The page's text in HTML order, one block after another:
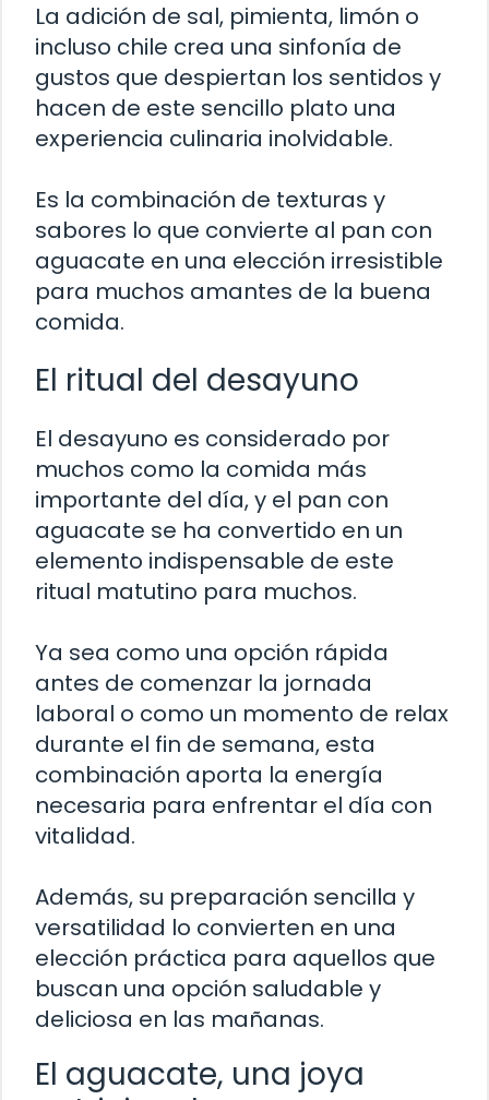
La adición de sal, pimienta, limón o
incluso chile crea una sinfonía de
gustos que despiertan los sentidos y
hacen de este sencillo plato una
experiencia culinaria inolvidable.
Es la combinación de texturas y
sabores lo que convierte al pan con
aguacate en una elección irresistible
para muchos amantes de la buena
comida.
El ritual del desayuno
El desayuno es considerado por
muchos como la comida más
importante del día, y el pan con
aguacate se ha convertido en un
elemento indispensable de este
ritual matutino para muchos.
Ya sea como una opción rápida
antes de comenzar la jornada
laboral o como un momento de relax
durante el fin de semana, esta
combinación aporta la energía
necesaria para enfrentar el día con
vitalidad.
Además, su preparación sencilla y
versatilidad lo convierten en una
elección práctica para aquellos que
buscan una opción saludable y
deliciosa en las mañanas.
El aguacate, una joya